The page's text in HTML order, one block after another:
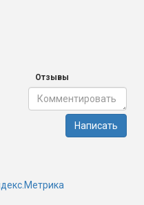
Отзывы
Написать